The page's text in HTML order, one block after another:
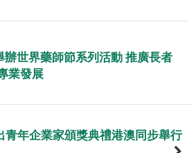
辦世界藥師節系列活動 推廣長者
業發展
青年企業家頒獎典禮港澳同步舉行